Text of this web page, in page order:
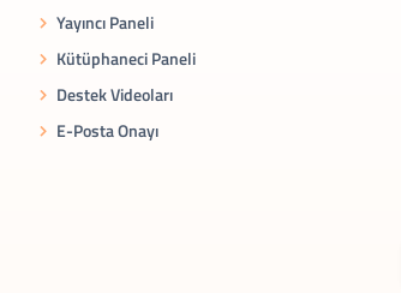
Yayıncı Paneli
Kütüphaneci Paneli
Destek Videoları
E-Posta Onayı